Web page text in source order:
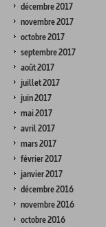
décembre 2017
novembre 2017
octobre 2017
septembre 2017
août 2017
juillet 2017
juin 2017
mai 2017
avril 2017
mars 2017
février 2017
janvier 2017
décembre 2016
novembre 2016
octobre 2016